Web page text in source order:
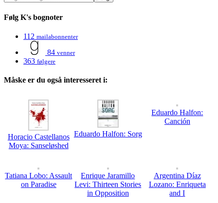
Følg K's bognoter
112 mailabonnenter
84 venner
363 følgere
Måske er du også interesseret i:
Horacio Castellanos
Moya: Sanseløshed
Eduardo Halfon: Sorg
Eduardo Halfon:
Canción
Tatiana Lobo: Assault
on Paradise
Enrique Jaramillo
Levi: Thirteen Stories
in Opposition
Argentina Díaz
Lozano: Enriqueta
and I